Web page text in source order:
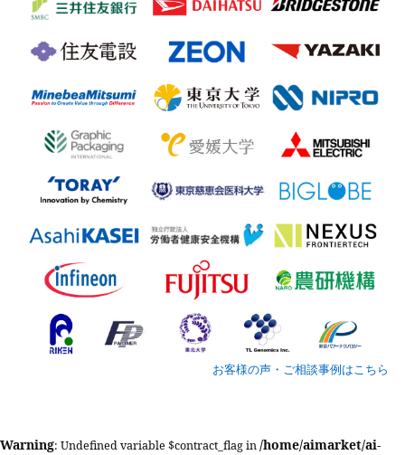
お客様の声・ご相談事例はこちら
Warning: Undefined variable $contract_flag in/home/aimarket/ai-